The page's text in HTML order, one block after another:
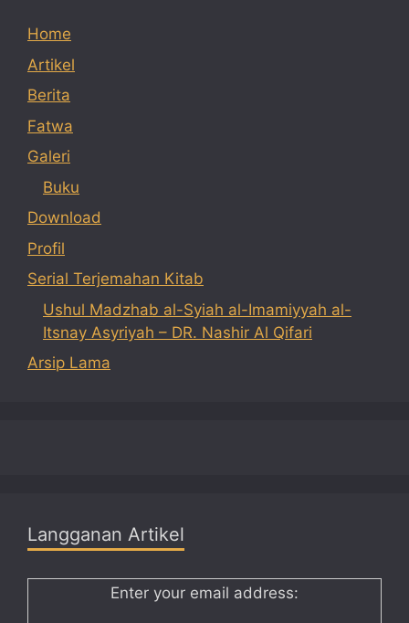
Home
Artikel
Berita
Fatwa
Galeri
Buku
Download
Profil
Serial Terjemahan Kitab
Ushul Madzhab al-Syiah al-Imamiyyah al-
Itsnay Asyriyah – DR. Nashir Al Qifari
Arsip Lama
Langganan Artikel
Enter your email address: